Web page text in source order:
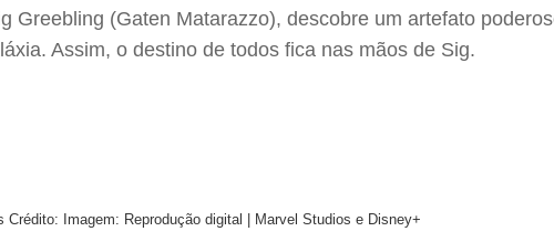
(Gaten Matarazzo), descobre um artefato
Assim, o destino de todos fica nas mãos de Sig.
Crédito: Imagem: Reprodução digital | Marvel Studios e Disney+